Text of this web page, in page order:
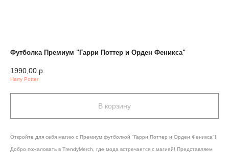
Футболка Премиум "Гарри Поттер и Орден Феникса"
1990,00 р.
Harry Potter
В корзину
Откройте для себя магию с Премиум футболкой "Гарри Поттер и Орден Феникса"!
Добро пожаловать в TrendyMerch, где мода встречается с магией! Представляем